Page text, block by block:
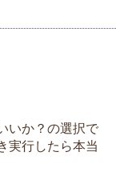
いか？の選択で
実行したら本当